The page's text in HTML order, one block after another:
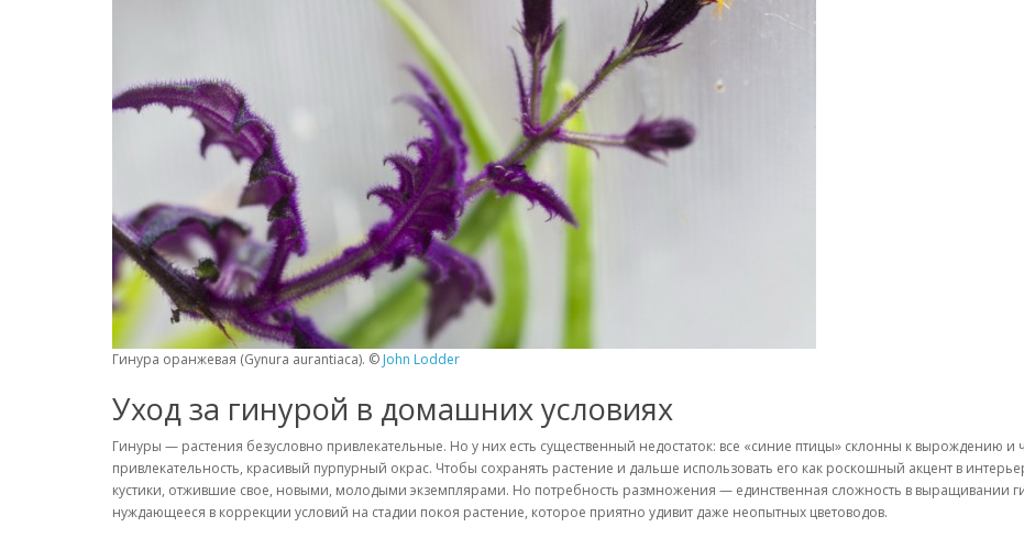
Гинура оранжевая (Gynura aurantiaca). © John Lodder
Уход за гинурой в домашних условиях
Гинуры — растения безусловно привлекательные. Но у них есть существенный недостаток: все «синие птицы» склонны к вырождению и
привлекательность, красивый пурпурный окрас. Чтобы сохранять растение и дальше использовать его как роскошный акцент в
кустики, отжившие свое, новыми, молодыми экземплярами. Но потребность размножения — единственная сложность в выращивании
нуждающееся в коррекции условий на стадии покоя растение, которое приятно удивит даже неопытных цветоводов.